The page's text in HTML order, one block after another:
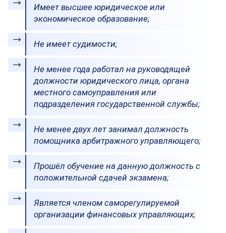
Имеет высшее юридическое или
экономическое образование;
Не имеет судимости;
Не менее года работал на руководящей
должности юридического лица, органа
местного самоуправления или
подразделения государственной службы;
Не менее двух лет занимал должность
помощника арбитражного управляющего;
Прошёл обучение на данную должность с
положительной сдачей экзамена;
Является членом саморегулируемой
организации финансовых управляющих;